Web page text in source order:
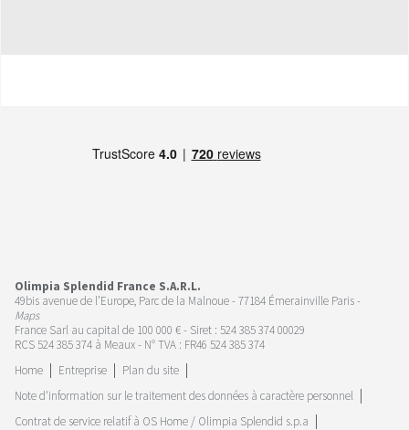
Olimpia Splendid France S.A.R.L.
49bis avenue de l’Europe, Parc de la Malnoue - 77184 Émerainville Paris -
Maps
France Sarl au capital de 100 000 € - Siret : 524 385 374 00029
RCS 524 385 374 à Meaux - N° TVA : FR46 524 385 374
Home
Entreprise
Plan du site
Note d'information sur le traitement des données à caractère personnel
Contrat de service relatif à OS Home / Olimpia Splendid s.p.a